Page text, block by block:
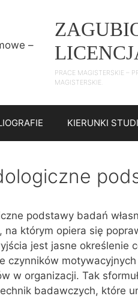
PRACE MAGISTERSKIE –
MAGISTERSKIE.
KIERUNKI
podstawy badań
na którym opiera się
jest jasne określenie
czynników
w organizacji. Tak
badawczych, które